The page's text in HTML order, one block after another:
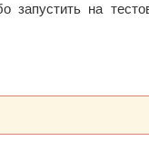
на